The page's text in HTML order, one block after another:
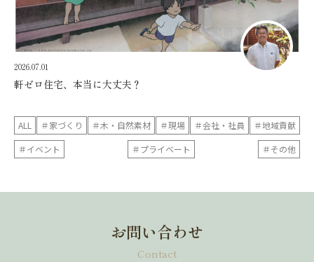
2026.07.01
軒ゼロ住宅、本当に大丈夫？
ALL ＃家づくり ＃木・自然素材 ＃現場 ＃会社・社員
＃地域貢献
＃イベント
＃プライベート ＃その他
お問い合わせ
Contact